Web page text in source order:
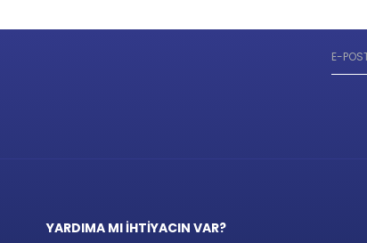
YARDIMA MI İHTİYACIN VAR?